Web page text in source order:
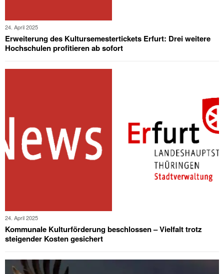
24. April 2025
Erweiterung des Kultursemestertickets Erfurt: Drei weitere
Hochschulen profitieren ab sofort
24. April 2025
Kommunale Kulturförderung beschlossen – Vielfalt trotz
steigender Kosten gesichert